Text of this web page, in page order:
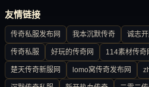
友情链接
传奇私服发布网 我本沉默传奇 诚志
传奇私服 好玩的传奇网 114素材传奇
楚天传奇新服网 lomo窝传奇发布网